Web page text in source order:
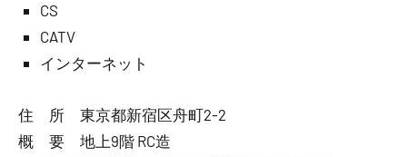
CS
CATV
インターネット
住 所 東京都新宿区舟町2-2
概 要 地上9階 RC造